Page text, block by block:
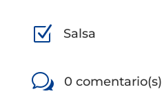
Z Salsa
w 0 comentario(s)